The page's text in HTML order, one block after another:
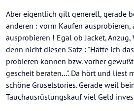
Aber eigentlich gilt generell, gerade
anderen : vorm Kaufen ausprobieren,
ausprobieren ! Egal ob Jacket, Anzug,
denn nicht diesen Satz : "Hätte ich
probieren können bzw. vorher
gescheit beraten...". Da hört und liest
schöne Gruselstories. Gerade weil
Tauchausrüstungskauf viel Geld